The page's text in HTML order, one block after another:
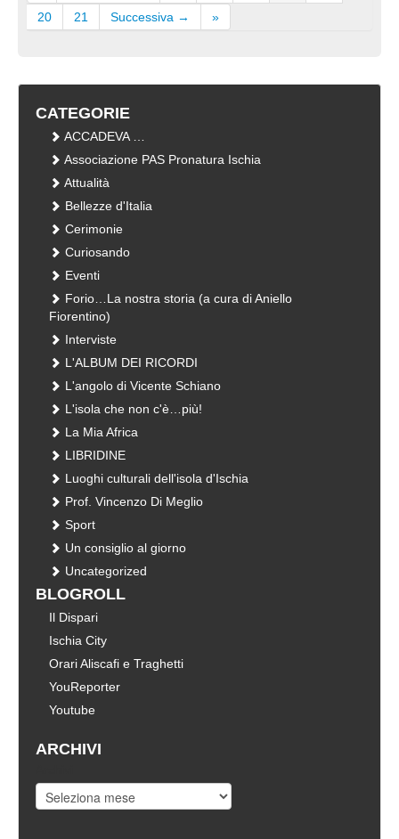
20
21 Successiva → »
CATEGORIE
ACCADEVA …
Associazione PAS Pronatura Ischia
Attualità
Bellezze d'Italia
Cerimonie
Curiosando
Eventi
Forio…La nostra storia (a cura di Aniello
Fiorentino)
Interviste
L'ALBUM DEI RICORDI
L'angolo di Vicente Schiano
L'isola che non c'è…più!
La Mia Africa
LIBRIDINE
Luoghi culturali dell'isola d'Ischia
Prof. Vincenzo Di Meglio
Sport
Un consiglio al giorno
Uncategorized
BLOGROLL
Il Dispari
Ischia City
Orari Aliscafi e Traghetti
YouReporter
Youtube
ARCHIVI